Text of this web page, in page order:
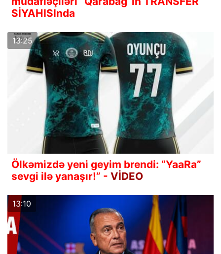
SİYAHISInda
13:25
Ölkəmizdə yeni geyim brendi: “YaaRa”
sevgi ilə yanaşır!” - VİDEO
13:10